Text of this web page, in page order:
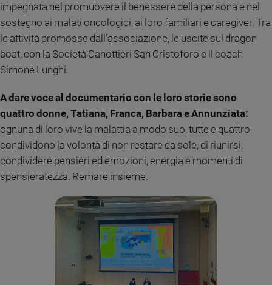
Foto
Video
impegnata nel promuovere il benessere della persona e nel
sostegno ai malati oncologici, ai loro familiari e caregiver. Tra
le attività promosse dall’associazione, le uscite sul dragon
boat, con la Società Canottieri San Cristoforo e il coach
Simone Lunghi.
A dare voce al documentario con le loro storie sono
quattro donne, Tatiana, Franca, Barbara e Annunziata:
ognuna di loro vive la malattia a modo suo, tutte e quattro
condividono la volontà di non restare da sole, di riunirsi,
condividere pensieri ed emozioni, energia e momenti di
spensieratezza. Remare insieme.